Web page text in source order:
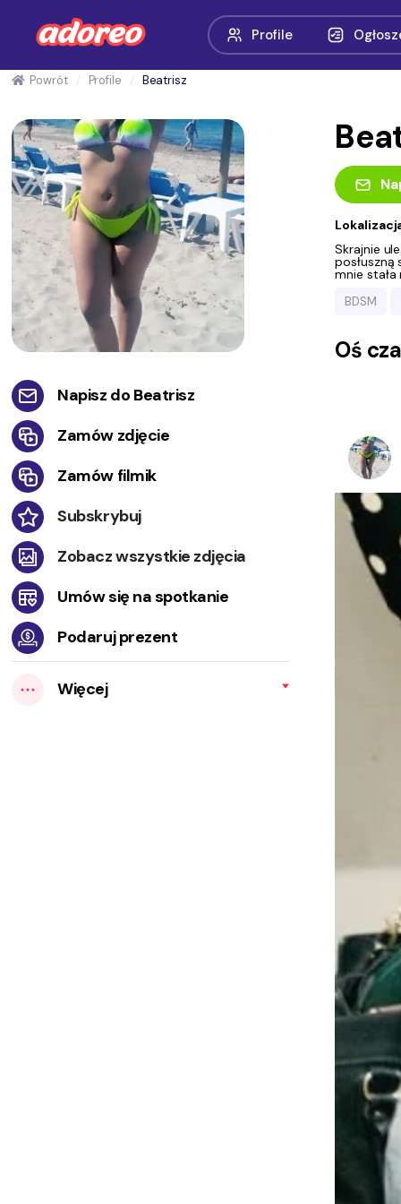
Profile
Powrót Profile Beatrisz
Napisz do Beatrisz
Zamów zdjęcie
Zamów filmik
Subskrybuj
Zobacz wszystkie zdjęcia
Umów się na spotkanie
Podaruj prezent
Więcej
Skrajnie
posłuszną
mnie
BDSM
Oś